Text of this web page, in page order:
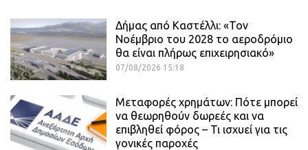
Δήμας από Καστέλλι: «Τον
Νοέμβριο του 2028 το αεροδρόμιο
θα είναι πλήρως επιχειρησιακό»
07/08/2026 15:18
Μεταφορές χρημάτων: Πότε μπορεί
να θεωρηθούν δωρεές και να
επιβληθεί φόρος – Τι ισχυεί για τις
γονικές παροχές